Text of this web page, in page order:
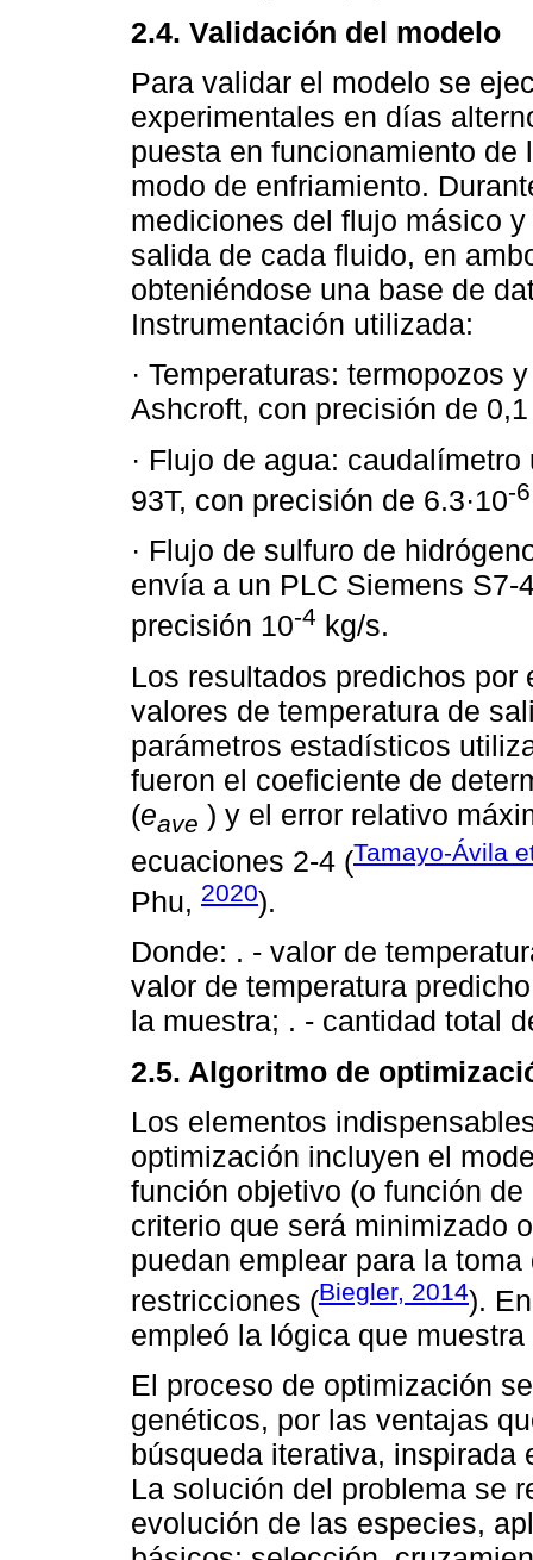
2.4. Validación del modelo
Para validar el modelo se
experimentales en días
puesta en funcionamiento
modo de enfriamiento.
mediciones del flujo másico
salida de cada fluido, en
obteniéndose una base de
Instrumentación utilizada:
· Temperaturas: termopozos
Ashcroft, con precisión de
· Flujo de agua:
93T, con precisión de 6.3·10-6
· Flujo de sulfuro de
envía a un PLC Siemens
precisión 10-4 kg/s.
Los resultados predichos
valores de temperatura de
parámetros estadísticos
fueron el coeficiente de
(eave ) y el error relativo
ecuaciones 2-4 (Tamayo-Ávila
Phu, 2020).
Donde: . - valor de
valor de temperatura
la muestra; . - cantidad total
2.5. Algoritmo de
Los elementos
optimización incluyen el
función objetivo (o función
criterio que será minimizado
puedan emplear para la
restricciones (Biegler, 2014).
empleó la lógica que
El proceso de optimización
genéticos, por las ventajas
búsqueda iterativa,
La solución del problema se
evolución de las especies,